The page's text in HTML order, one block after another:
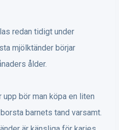
redan tidigt under
mjölktänder börjar
ålder.
bör man köpa en liten
barnets tand varsamt.